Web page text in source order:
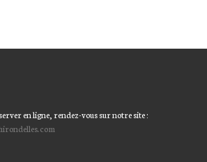
en ligne, rendez-vous sur notre site :